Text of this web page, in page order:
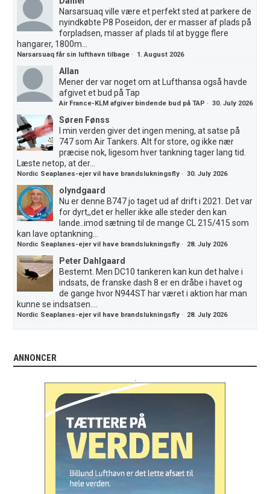
Narsarsuaq ville være et perfekt sted at parkere de
nyindkøbte P8 Poseidon, der er masser af plads på
forpladsen, masser af plads til at bygge flere
hangarer, 1800m...
Narsarsuaq får sin lufthavn tilbage · 1. August 2026
Allan
Mener der var noget om at Lufthansa også havde
afgivet et bud på Tap
Air France-KLM afgiver bindende bud på TAP ·30. July 2026
Søren Fønss
I min verden giver det ingen mening, at satse på
747 som Air Tankers. Alt for store, og ikke nær
præcise nok, ligesom hver tankning tager lang tid.
Læste netop, at der...
Nordic Seaplanes-ejer vil have brandslukningsfly ·30. July 2026
olyndgaard
Nu er denne B747 jo taget ud af drift i 2021. Det var
for dyrt,,det er heller ikke alle steder den kan
lande..imod sætning til de mange CL 215/415 som
kan lave optankning...
Nordic Seaplanes-ejer vil have brandslukningsfly · 28. July 2026
Peter Dahlgaard
Bestemt. Men DC10 tankeren kan kun det halve i
indsats, de franske dash 8 er en dråbe i havet og
de gange hvor N944ST har været i aktion har man
kunne se indsatsen....
Nordic Seaplanes-ejer vil have brandslukningsfly · 28. July 2026
ANNONCER
.